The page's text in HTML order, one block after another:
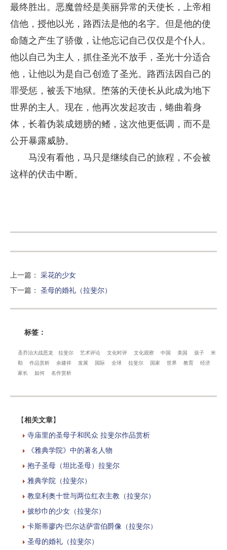
最终胜出。恶魔曾经是美丽异常的天使长，上帝相
信他，授他以光，路西法是他的名字。但是他的使
命随之产生了骄傲，让他忘记自己仅仅是个仆人。
他以自己为主人，抓住圣光不放手，圣光十分适合
他，让他以为是自己创造了圣光。路西法因自己的
罪受惩，被丢下地狱。堕落的天使长从此成为地下
世界的主人。现在，他再次发起攻击，蜷曲着身
体，长着伪装成翅膀的鳍，这次他更低调，而不是
公开暴露威胁。
马没有看他，马只是继续自己的旅程，不会被
这样的伏击中断。
上一篇 ： 采花的少女
下一篇 ： 圣母的婚礼（拉斐尔）
标签：
圣乔治大战恶龙 拉斐尔 艺术评论 文化时评 文化观察 中国 美国 孩子
米
勒
作品赏析 余建祥 发展 国际 全球 拉斐尔 国家 世界 教育
经济
家长
如何 名作赏析
【相关文章】
寺庙里的圣母子和民众 拉斐尔作品赏析
《雅典学院》中的著名人物
抱子圣母（坦比圣母）拉斐尔
雅典学院（拉斐尔）
教皇利奥十世与两位红衣主教（拉斐尔）
披纱巾的少女（拉斐尔）
卡斯蒂廖内·巴尔达萨雷伯爵像（拉斐尔）
圣母的婚礼（拉斐尔）